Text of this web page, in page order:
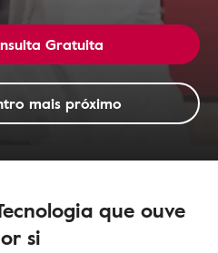
Gratuita
mais próximo
que ouve
si